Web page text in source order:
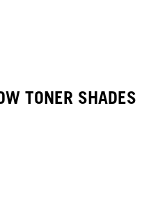
TONER SHADES